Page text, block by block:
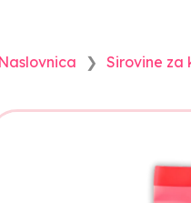
Naslovnica Sirovine za